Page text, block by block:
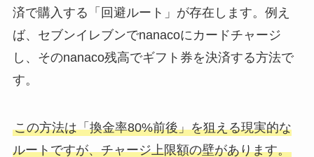
済で購入する「回避ルート」が存在します。例え
ば、セブンイレブンでnanacoにカードチャージ
し、そのnanaco残高でギフト券を決済する方法で
す。
この方法は「換金率80%前後」を狙える現実的な
ルートですが、チャージ上限額の壁があります。